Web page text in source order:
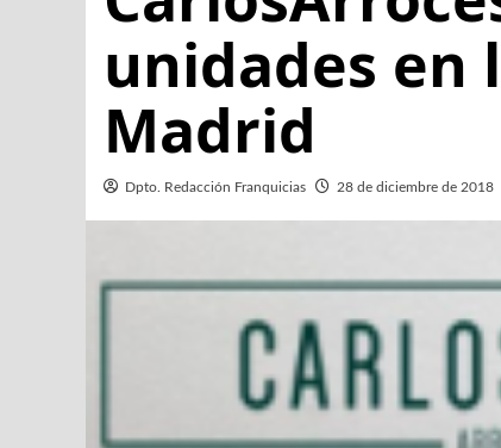
unidades en
Madrid
Dpto. Redacción Franquicias 28 de diciembre de 2018